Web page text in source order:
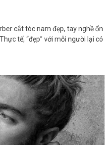
cắt tóc nam đẹp, tay nghề ổn
tế, “đẹp” với mỗi người lại có